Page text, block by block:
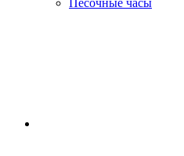
Песочные часы